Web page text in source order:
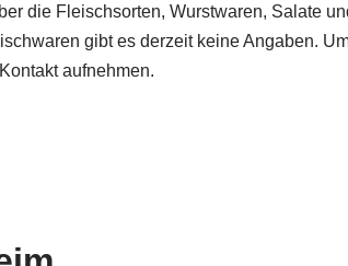
die Fleischsorten, Wurstwaren, Salate
gibt es derzeit keine Angaben.
aufnehmen.